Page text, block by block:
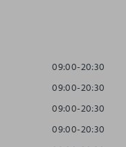
09:00-20:30
09:00-20:30
09:00-20:30
09:00-20:30